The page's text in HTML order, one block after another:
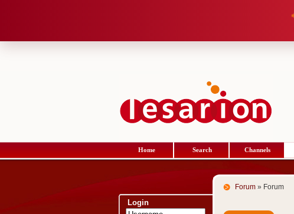
Home Search Channels
Login
Forum » Forum